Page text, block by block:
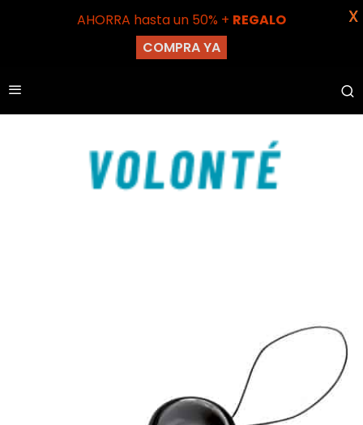
AHORRA hasta un 50% + REGALO
COMPRA YA
X